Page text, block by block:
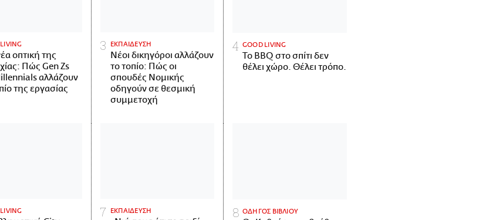
οπτική της
Πώς Gen Zs
αλλάζουν
της εργασίας
ΕΚΠΑΙΔΕΥΣΗ
Νέοι δικηγόροι αλλάζουν
το τοπίο: Πώς οι
σπουδές Νομικής
οδηγούν σε θεσμική
συμμετοχή
GOOD LIVING
Το BBQ στο σπίτι δεν
θέλει χώρο. Θέλει τρόπο.
ΕΚΠΑΙΔΕΥΣΗ ΟΔΗΓΟΣ ΒΙΒΛΙΟΥ